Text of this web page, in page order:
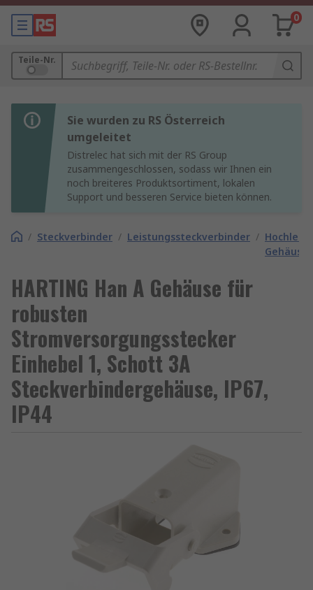
0
Teile-Nr.
Sie wurden zu RS Österreich
umgeleitet
Distrelec hat sich mit der RS Group
zusammengeschlossen, sodass wir Ihnen ein
noch breiteres Produktsortiment, lokalen
Support und besseren Service bieten können.
/ Steckverbinder / Leistungssteckverbinder /
Gehäuse
HARTING Han A Gehäuse für
robusten
Stromversorgungsstecker
Einhebel 1, Schott 3A
Steckverbindergehäuse, IP67,
IP44